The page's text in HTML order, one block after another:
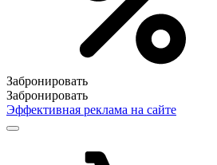
Забронировать
Забронировать
Эффективная реклама на сайте